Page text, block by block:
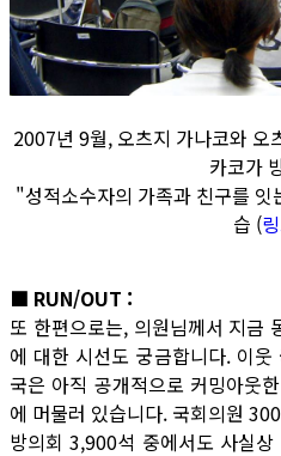
2007년 9월, 오츠지 가나코와 오
카코가
"성적소수자의 가족과 친구를
습 (
■ RUN/OUT :
또 한편으로는, 의원님께서 지금
에 대한 시선도 궁금합니다. 이
국은 아직 공개적으로 커밍아웃
에 머물러 있습니다. 국회의원
방의회 3,900석 중에서도 사실